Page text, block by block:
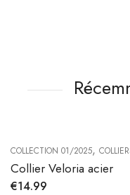
COLLECTION 01/2025,
Collier Veloria acier
€14.99